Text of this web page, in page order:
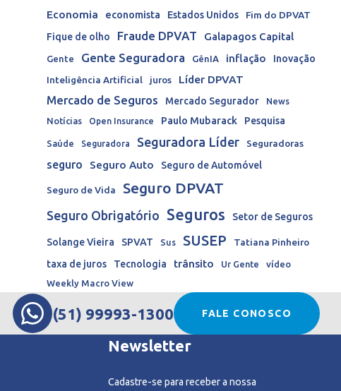
Economia
economista Estados Unidos
Fim do DPVAT
Fique de olho
Fraude DPVAT Galapagos Capital
Gente Gente Seguradora GênIA inflação
Inovação
Inteligência Artificial
juros
Líder DPVAT
Mercado de Seguros
Mercado Segurador
News
Notícias
Open Insurance Paulo Mubarack Pesquisa
Saúde Seguradora Seguradora Líder Seguradoras
seguro Seguro Auto Seguro de Automóvel
Seguro de Vida Seguro DPVAT
Seguro Obrigatório Seguros Setor de Seguros
Solange Vieira SPVAT Sus SUSEP
Tatiana Pinheiro
taxa de juros
Tecnologia trânsito Ur Gente
vídeo
Weekly Macro View
(51) 99993-1300 FALE CONOSCO
Newsletter
Cadastre-se para receber a nossa